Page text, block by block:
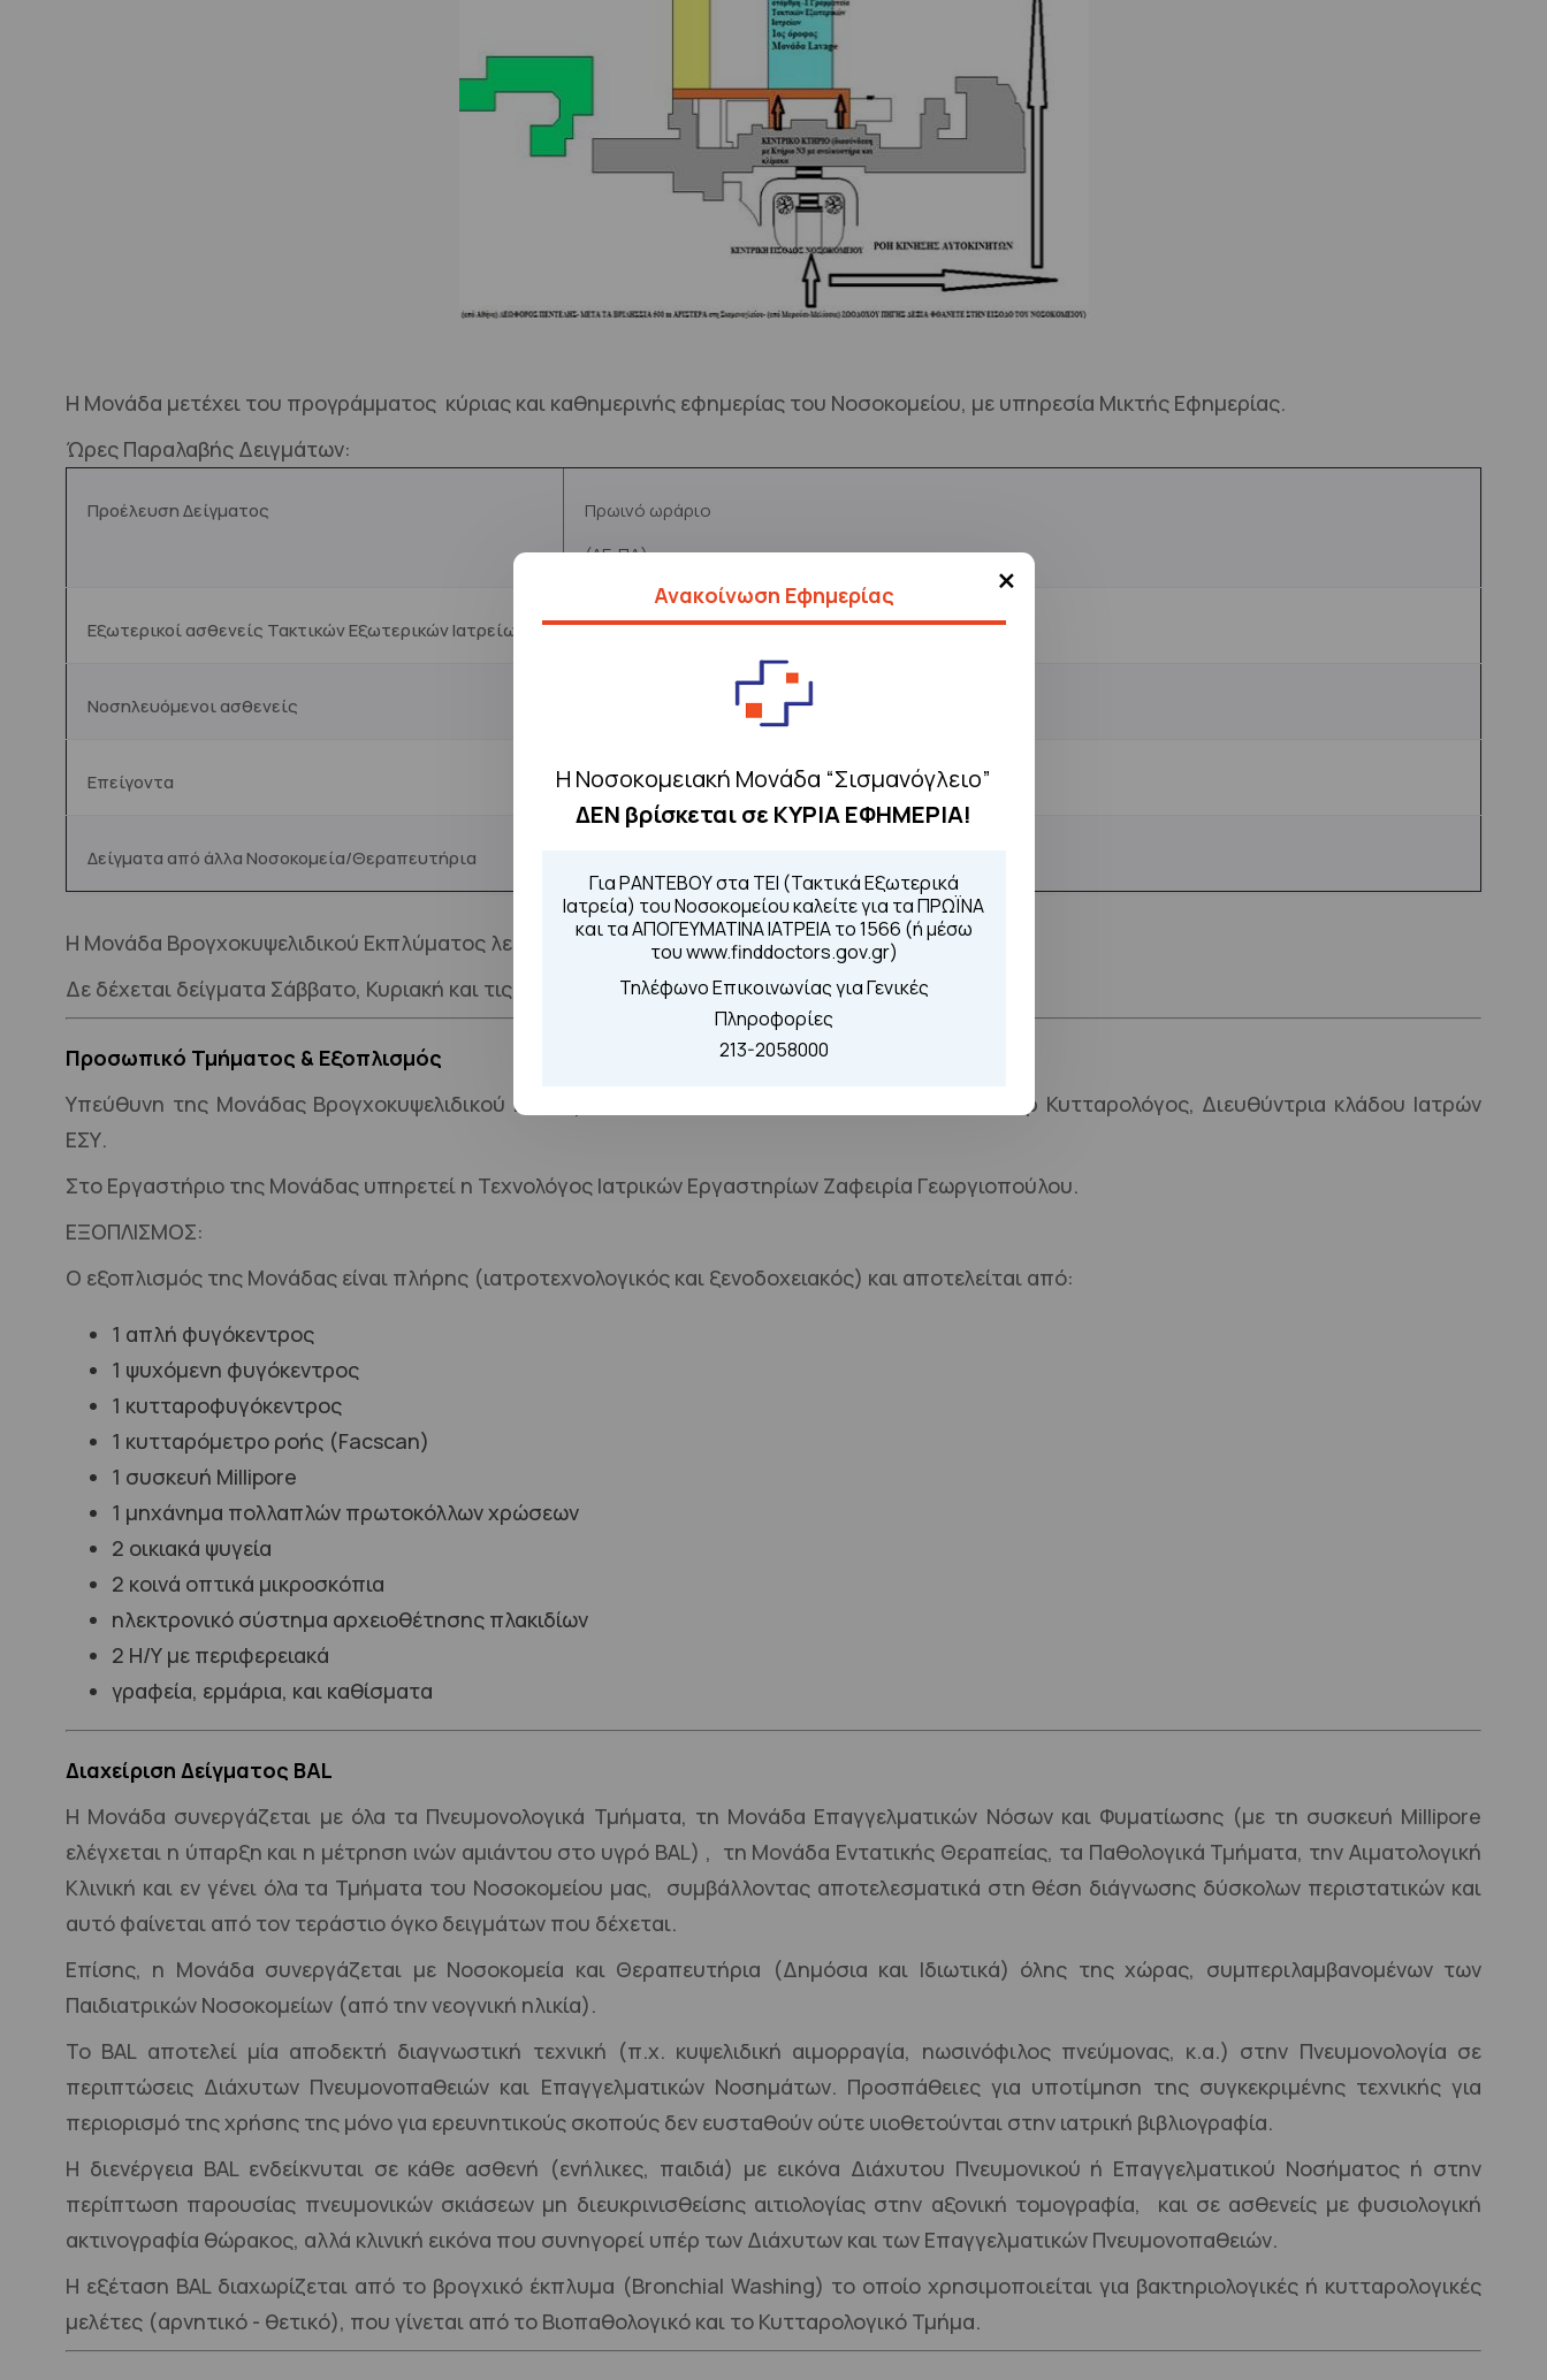
×
Ανακοίνωση Εφημερίας
Η Νοσοκομειακή Μονάδα “Σισμανόγλειο”
ΔΕΝ βρίσκεται σε ΚΥΡΙΑ ΕΦΗΜΕΡΙΑ!
Για ΡΑΝΤΕΒΟΥ στα ΤΕΙ (Τακτικά Εξωτερικά
Ιατρεία) του Νοσοκομείου καλείτε για τα ΠΡΩΪΝΑ
και τα ΑΠΟΓΕΥΜΑΤΙΝΑ ΙΑΤΡΕΙΑ το 1566 (ή μέσω
του www.finddoctors.gov.gr)
Τηλέφωνο Επικοινωνίας για Γενικές
Πληροφορίες
213-2058000
H Μονάδα μετέχει του προγράμματος κύριας και καθημερινής εφημερίας του Νοσοκομείου, με υπηρεσία Μικτής Εφημερίας.
Ώρες Παραλαβής Δειγμάτων:
Προέλευση Δείγματος
Πρωινό ωράριο
(ΔΕ-ΠΑ)
Εξωτερικοί ασθενείς Τακτικών Εξωτερικών Ιατρείων 08.00-10.00 και 12.00-15.00
Νοσηλευόμενοι ασθενείς 08.00-10.00 και 12.00-15.00
Επείγοντα Κατόπιν συνεννόησης
Δείγματα από άλλα Νοσοκομεία/Θεραπευτήρια
Η Μονάδα Βρογχοκυψελιδικού Εκπλύματος λειτουργεί καθημερινά από Δευτέρα μέχρι Παρασκευή.
Δε δέχεται δείγματα Σάββατο, Κυριακή και τις επίσημες αργίες.
Προσωπικό Τμήματος & Εξοπλισμός
Υπεύθυνη της Μονάδας Βρογχοκυψελιδικού Εκπλύματος-BAL είναι η Κωνσταντίνα Τσακανίκα, Δρ Κυτταρολόγος, Διευθύντρια κλάδου Ιατρών
ΕΣΥ.
Στο Εργαστήριο της Μονάδας υπηρετεί η Τεχνολόγος Ιατρικών Εργαστηρίων Ζαφειρία Γεωργιοπούλου.
ΕΞΟΠΛΙΣΜΟΣ:
Ο εξοπλισμός της Μονάδας είναι πλήρης (ιατροτεχνολογικός και ξενοδοχειακός) και αποτελείται από:
1 απλή φυγόκεντρος
1 ψυχόμενη φυγόκεντρος
1 κυτταροφυγόκεντρος
1 κυτταρόμετρο ροής (Facscan)
1 συσκευή Millipore
1 μηχάνημα πολλαπλών πρωτοκόλλων χρώσεων
2 οικιακά ψυγεία
2 κοινά οπτικά μικροσκόπια
ηλεκτρονικό σύστημα αρχειοθέτησης πλακιδίων
2 Η/Υ με περιφερειακά
γραφεία, ερμάρια, και καθίσματα
Διαχείριση Δείγματος BAL
Η Μονάδα συνεργάζεται με όλα τα Πνευμονολογικά Τμήματα, τη Μονάδα Επαγγελματικών Νόσων και Φυματίωσης (με τη συσκευή Millipore
ελέγχεται η ύπαρξη και η μέτρηση ινών αμιάντου στο υγρό BAL) , τη Μονάδα Εντατικής Θεραπείας, τα Παθολογικά Τμήματα, την Αιματολογική
Κλινική και εν γένει όλα τα Τμήματα του Νοσοκομείου μας, συμβάλλοντας αποτελεσματικά στη θέση διάγνωσης δύσκολων περιστατικών και
αυτό φαίνεται από τον τεράστιο όγκο δειγμάτων που δέχεται.
Επίσης, η Μονάδα συνεργάζεται με Νοσοκομεία και Θεραπευτήρια (Δημόσια και Ιδιωτικά) όλης της χώρας, συμπεριλαμβανομένων των
Παιδιατρικών Νοσοκομείων (από την νεογνική ηλικία).
Το BAL αποτελεί μία αποδεκτή διαγνωστική τεχνική (π.χ. κυψελιδική αιμορραγία, ηωσινόφιλος πνεύμονας, κ.α.) στην Πνευμονολογία σε
περιπτώσεις Διάχυτων Πνευμονοπαθειών και Επαγγελματικών Νοσημάτων. Προσπάθειες για υποτίμηση της συγκεκριμένης τεχνικής για
περιορισμό της χρήσης της μόνο για ερευνητικούς σκοπούς δεν ευσταθούν ούτε υιοθετούνται στην ιατρική βιβλιογραφία.
Η διενέργεια BAL ενδείκνυται σε κάθε ασθενή (ενήλικες, παιδιά) με εικόνα Διάχυτου Πνευμονικού ή Επαγγελματικού Νοσήματος ή στην
περίπτωση παρουσίας πνευμονικών σκιάσεων μη διευκρινισθείσης αιτιολογίας στην αξονική τομογραφία, και σε ασθενείς με φυσιολογική
ακτινογραφία θώρακος, αλλά κλινική εικόνα που συνηγορεί υπέρ των Διάχυτων και των Επαγγελματικών Πνευμονοπαθειών.
Η εξέταση BAL διαχωρίζεται από το βρογχικό έκπλυμα (Bronchial Washing) το οποίο χρησιμοποιείται για βακτηριολογικές ή κυτταρολογικές
μελέτες (αρνητικό - θετικό), που γίνεται από το Βιοπαθολογικό και το Κυτταρολογικό Τμήμα.